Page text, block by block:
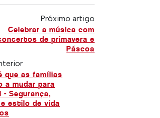
Próximo artigo
Celebrar a música com
de primavera e
Páscoa
que as famílias
a mudar para
- Segurança,
estilo de vida